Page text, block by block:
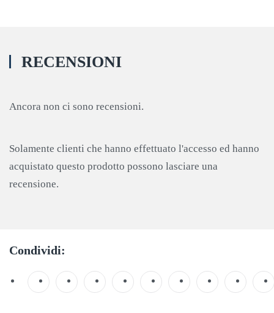
RECENSIONI
Ancora non ci sono recensioni.
Solamente clienti che hanno effettuato l'accesso ed hanno
acquistato questo prodotto possono lasciare una
recensione.
Condividi: